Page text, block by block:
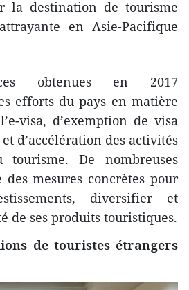
la destination de tourisme
en Asie-Pacifique
obtenues en 2017
efforts du pays en matière
visa, d’exemption de visa
d’accélération des activités
De nombreuses
mesures concrètes pour
diversifier et
de ses produits touristiques.
de touristes étrangers